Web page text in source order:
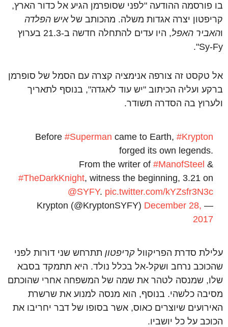
בו פורסמה ההודעה "לפני שסופרמן הגיע אל כדור הארץ,
קריפטון יצרה אגדות משלה. מהכותב שלאיש הפלדה
והאביר האפל
, היו עדים להתחלה חדשה ב-21.3 בערוץ
Sy-Fy".
אל טקסט זה צורפה אנימציה קצרה עם הסמל של סופרמן
ברקע ועליה הכיתוב "יש עוד לאגדה", בנוסף לתאריך
ולערוץ בה הסדרה תשודר.
Before #Superman came to Earth, #Krypton
forged its own legends.
From the writer of #ManofSteel &
#TheDarkKnight, witness the beginning, 3.21 on
@SYFY. pic.twitter.com/kYZsfr3N3c
— Krypton (@KryptonSYFY)
December 28,
2017
עלילת סדרת הפריקוול קריפטון תתרחש שני דורות לפני
שהכוכב נרחב ושקל-אל בכלל נולד. היא תתמקד בסבא
שלו, שמנסה לטהר את שמה של המשפחה אחרי שהוכתם
מסיבה כלשהי. בנוסף, הוא מנסה למנוע את שרשרת
האירועים שיוצרים כאוס, אשר בסופו של דבר יחריבו את
הכוכב על כל יושביו.